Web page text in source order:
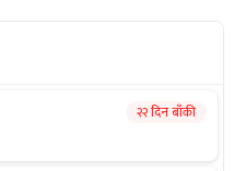
२२ दिन बाँकी